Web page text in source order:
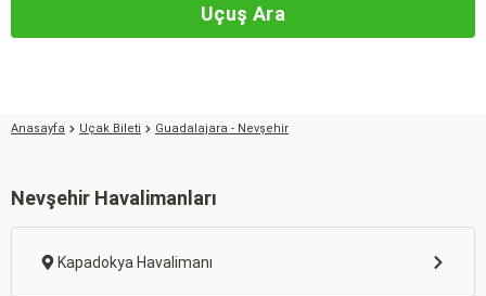
Uçuş Ara
Anasayfa Uçak Bileti Guadalajara - Nevşehir
Nevşehir Havalimanları
Kapadokya Havalimanı